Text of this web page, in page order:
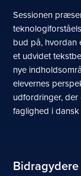
Sessionen
bud på, hvordan
et udvidet
nye
elevernes
udfordringer,
faglighed i
Bidragydere